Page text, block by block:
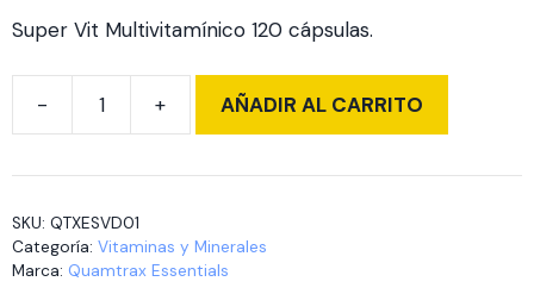
Super Vit Multivitamínico 120 cápsulas.
Super
120
cantidad
AÑADIR AL CARRITO
SKU: QTXESVD01
Categoría: Vitaminas y Minerales
Marca: Quamtrax Essentials